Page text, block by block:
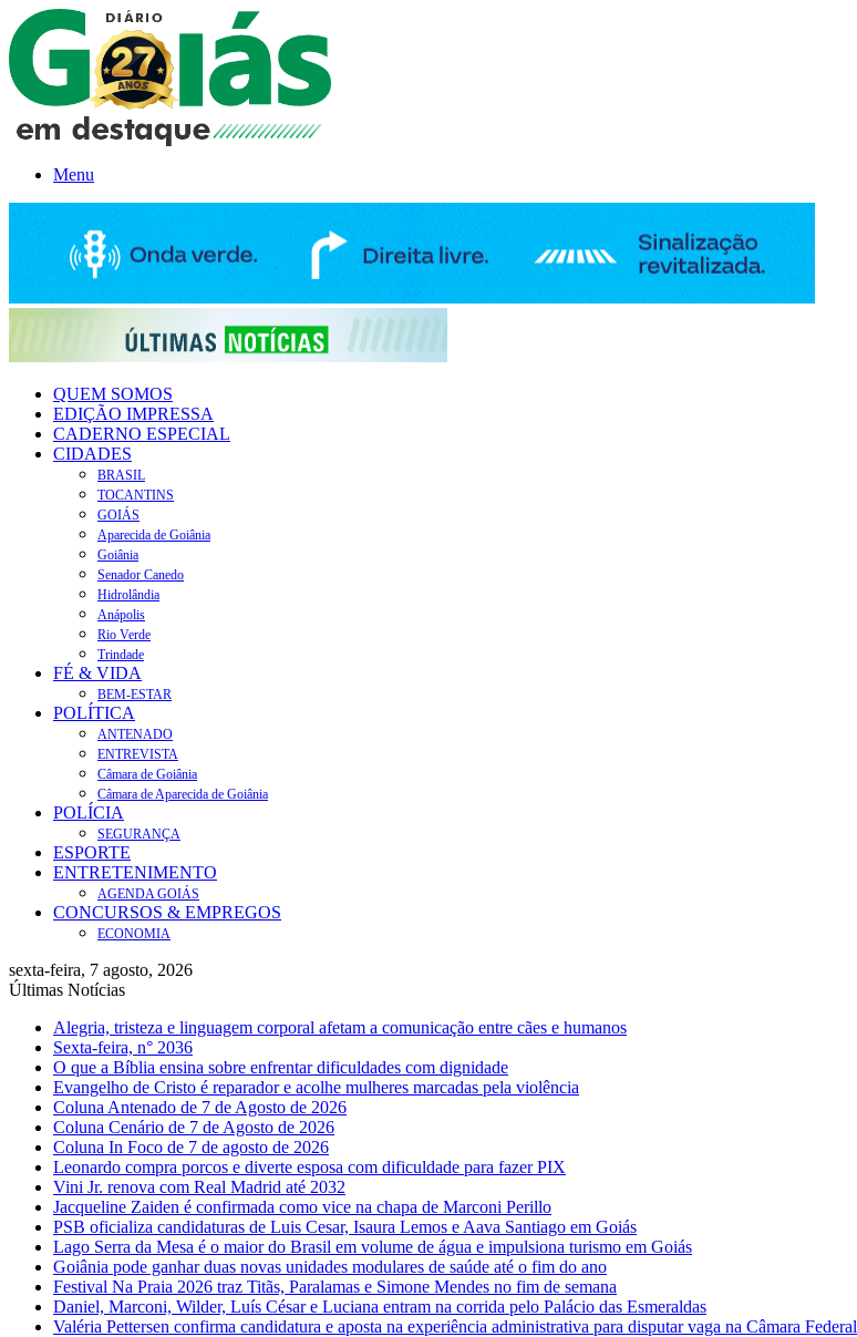
Menu
QUEM SOMOS
EDIÇÃO IMPRESSA
CADERNO ESPECIAL
CIDADES
BRASIL
TOCANTINS
GOIÁS
Aparecida de Goiânia
Goiânia
Senador Canedo
Hidrolândia
Anápolis
Rio Verde
Trindade
FÉ & VIDA
BEM-ESTAR
POLÍTICA
ANTENADO
ENTREVISTA
Câmara de Goiânia
Câmara de Aparecida de Goiânia
POLÍCIA
SEGURANÇA
ESPORTE
ENTRETENIMENTO
AGENDA GOIÁS
CONCURSOS & EMPREGOS
ECONOMIA
sexta-feira, 7 agosto, 2026
Últimas Notícias
Alegria, tristeza e linguagem corporal afetam a comunicação entre cães e humanos
Sexta-feira, n° 2036
O que a Bíblia ensina sobre enfrentar dificuldades com dignidade
Evangelho de Cristo é reparador e acolhe mulheres marcadas pela violência
Coluna Antenado de 7 de Agosto de 2026
Coluna Cenário de 7 de Agosto de 2026
Coluna In Foco de 7 de agosto de 2026
Leonardo compra porcos e diverte esposa com dificuldade para fazer PIX
Vini Jr. renova com Real Madrid até 2032
Jacqueline Zaiden é confirmada como vice na chapa de Marconi Perillo
PSB oficializa candidaturas de Luis Cesar, Isaura Lemos e Aava Santiago em Goiás
Lago Serra da Mesa é o maior do Brasil em volume de água e impulsiona turismo em Goiás
Goiânia pode ganhar duas novas unidades modulares de saúde até o fim do ano
Festival Na Praia 2026 traz Titãs, Paralamas e Simone Mendes no fim de semana
Daniel, Marconi, Wilder, Luís César e Luciana entram na corrida pelo Palácio das Esmeraldas
Valéria Pettersen confirma candidatura e aposta na experiência administrativa para disputar vaga na Câmara Federal